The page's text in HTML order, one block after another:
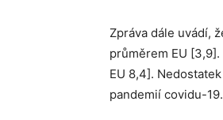
Zpráva dále uvádí,
průměrem EU
EU 8,4].
pandemií covidu-19.